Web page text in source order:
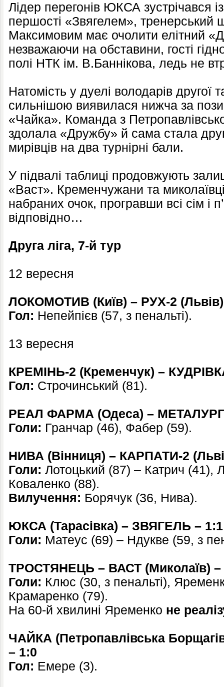
Лідер перегонів ЮКСА зустрічався
першості «Звягелем», тренерський
Максимовим має очолити елітний
незважаючи на обставини, гості
полі НТК ім. В.Баннікова, ледь не
Натомість у дуелі володарів другої
сильнішою виявилася нижча за
«Чайка». Команда з
здолала «Дружбу» й сама стала
мирівців на два турнірні бали.
У підвалі таблиці продовжують
«Васт». Кременчужани та
набраних очок, програвши всі сім і
відповідно…
Друга ліга, 7-й тур
12 вересня
ЛОКОМОТИВ (Київ) – РУХ-2
Гол: Непейпієв (57, з пенальті).
13 вересня
КРЕМІНЬ-2 (Кременчук) –
Гол: Строчинський (81).
РЕАЛ ФАРМА (Одеса) –
Голи: Гранчар (46), Фабер (59).
НИВА (Вінниця) – КАРПАТИ-2
Голи: Лотоцький (87) – Катрич (41),
Коваленко (88).
Вилучення: Борячук (36, Нива).
ЮКСА (Тарасівка) – ЗВЯГЕЛЬ – 1:1
Голи: Матеус (69) – Ндукве (59, з
ТРОСТЯНЕЦЬ – ВАСТ (Миколаїв) –
Голи: Клюс (30, з пенальті),
Крамаренко (79).
На 60-й хвилині Яременко не
ЧАЙКА (Петропавлівська
– 1:0
Гол: Емере (3).